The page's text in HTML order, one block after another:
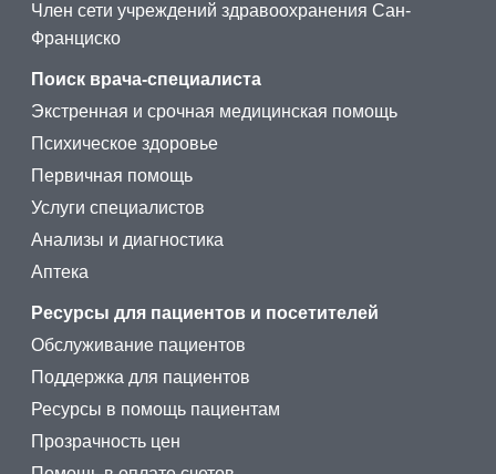
Член сети учреждений здравоохранения Сан-
Франциско
Поиск врача-специалиста
Экстренная и срочная медицинская помощь
Психическое здоровье
Первичная помощь
Услуги специалистов
Анализы и диагностика
Аптека
Ресурсы для пациентов и посетителей
Обслуживание пациентов
Поддержка для пациентов
Ресурсы в помощь пациентам
Прозрачность цен